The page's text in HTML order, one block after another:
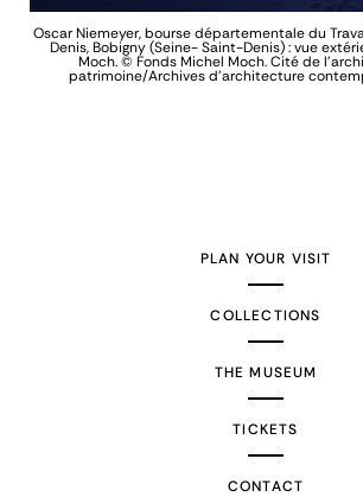
Oscar Niemeyer, bourse départementale du
Denis, Bobigny (Seine- Saint-Denis) : vue
Moch.© Fonds Michel Moch. Cité de
patrimoine/Archives d'architecture
PLAN YOUR VISIT
COLLECTIONS
THE MUSEUM
TICKETS
CONTACT